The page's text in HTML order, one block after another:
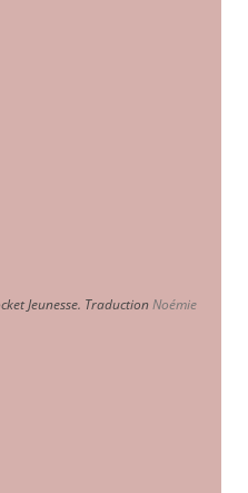
Jeunesse. TraductionNoémie